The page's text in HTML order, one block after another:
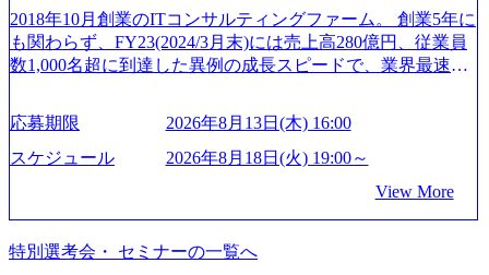
を取得 (https://www.agara.co.jp/article/382811) シンプレクスと
Xspear Consultingが、東京都港区の行政手続き100%デジタル
化を支援 (https://www.afpbb.com/articles/-/3520247) 【未経験
流工程、先端技術を学べる環境 【コンサルファーム経験
者】 ・専門領域に軸足を置きながら、他領域にもチャレン
ジできる環境 ・タイトルアップでのオファー ・現職ファー
ムより高いオファー年収 ・実力主義でプロモーションでき
る（ダブルスキップもあり） ・週に1度のアサインｍｔｇで
こまめに社員のキャリアについて検討してもらえる。結
果、なりたいキャリアを反映できるｐｊにアサインしても
日2時間15分まで、始業・終業時刻の繰り上げ・繰り下げが
可能 子の看護休暇： 子1人につき5日まで取得でき、1時間
単位で取得することも可能 家族看護休暇： 5日まで取得で
度など】 独身寮：富山事業所の近くに、白風寮と青風寮の2
つの寮があり、以下の入居基準を満たす方が入居可能で
す。 ＜入居基準＞ ・満33歳までの独身者 ・自宅から勤務地
までの通勤総時間が2時間を超えること 住宅手当： 本社の
なるため、入居基準を満たす女性には住宅手当を支給しま
19:30～ 所要時間 : 約1時間 2026年8月13日(木) 16:00 ＼応募
意思不問・業界未経験歓迎！／ M&A承継機構のビジョンや
業務内容、実際の働き方について詳しくお伝えするオンラ
イン説明会を開催いたします。 M&A業界に興味があり、ま
業界の情報を集めたい 働くイメージを具体的に知りたい M
&A業界にご興味がある方、転職を少しでもお考えの方はも
ちろん、情報収集をしたい方でも歓迎です。お気軽にご参
加ください。 当日は、質疑応答のお時間もご用意しており
ます。 是非、説明会にてお話できることを楽しみにしてお
ります。 説明会後にアンケート回答をお願いいたします。
オンライン(Google meets)
2018年10月創業のITコンサルティングファーム。 創業5年に
も関わらず、FY23(2024/3月末)には売上高280億円、従業員
数1,000名超に到達した異例の成長スピードで、業界最速と
成⻑を遂げている。 現在コンサルティングファームでは外
資も含めて売上高TOP10にランクインしている。 主力事業
はITコンサルティング。幅広い業界の大企業を中心に、IT
支援している。 他方、インキュベーション事業を手掛けて
いるのも同社の特徴であり、 自社で新規事業開発も手掛け
つつ、複数社への出資～ハンズオン支援も行っている。 (参
応募期限
2026年8月13日(木) 16:00
スケジュール
2026年8月18日(火) 19:00～
View More
特別選考会・ セミナーの一覧へ